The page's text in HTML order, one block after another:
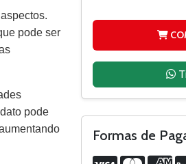
pode ser
pode
Formas de